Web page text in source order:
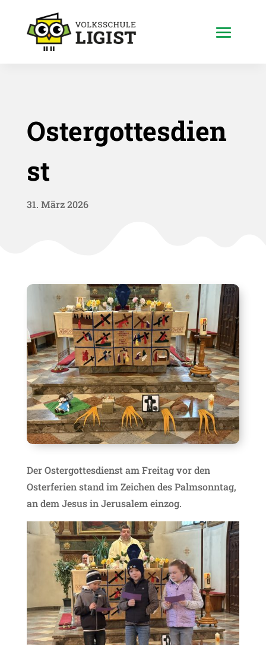
Ostergottesdien
st
31. März 2026
Der Ostergottesdienst am Freitag vor den
Osterferien stand im Zeichen des Palmsonntag,
an dem Jesus in Jerusalem einzog.